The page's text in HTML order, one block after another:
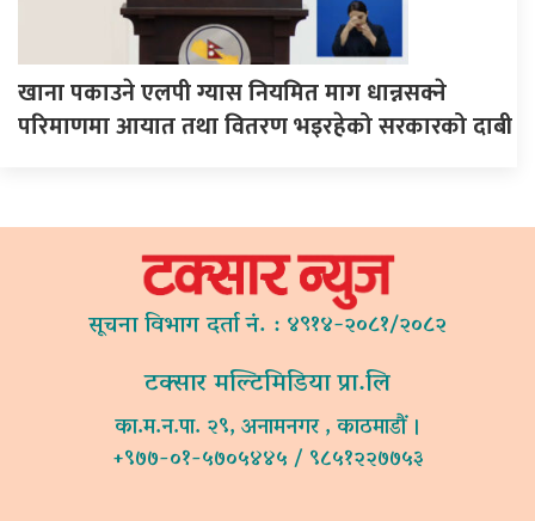
खाना पकाउने एलपी ग्यास नियमित माग धान्नसक्ने
परिमाणमा आयात तथा वितरण भइरहेको सरकारको दाबी
सूचना विभाग दर्ता नं. : ४९१४-२०८१/२०८२
टक्सार मल्टिमिडिया प्रा.लि
का.म.न.पा. २९, अनामनगर , काठमाडौं ।
+९७७-०१-५७०५४४५ / ९८५१२२७७५३